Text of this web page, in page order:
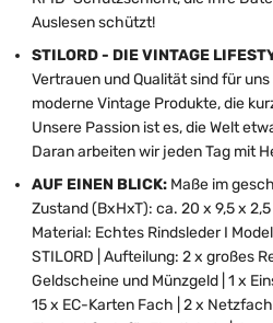
Auslesen schützt!
STILORD - DIE VINTAGE
Vertrauen und Qualität sind für
moderne Vintage Produkte, die
Unsere Passion ist es, die Welt
Daran arbeiten wir jeden Tag mit
AUF EINEN BLICK: Maße im
Zustand (BxHxT): ca. 20 x 9,5 x
Material: Echtes Rindsleder I
STILORD | Aufteilung: 2 x großes
Geldscheine und Münzgeld | 1 x
15 x EC-Karten Fach | 2 x